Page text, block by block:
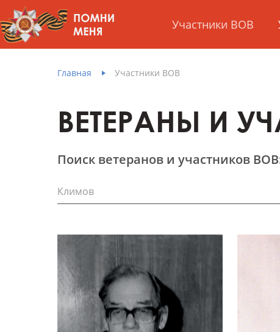
Участники ВОВ
Главная Участники ВОВ
ВЕТЕРАНЫ И
Поиск ветеранов и участников